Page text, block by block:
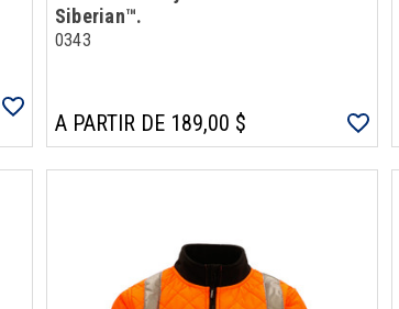
Siberian™.
0343
A PARTIR DE 189,00 $